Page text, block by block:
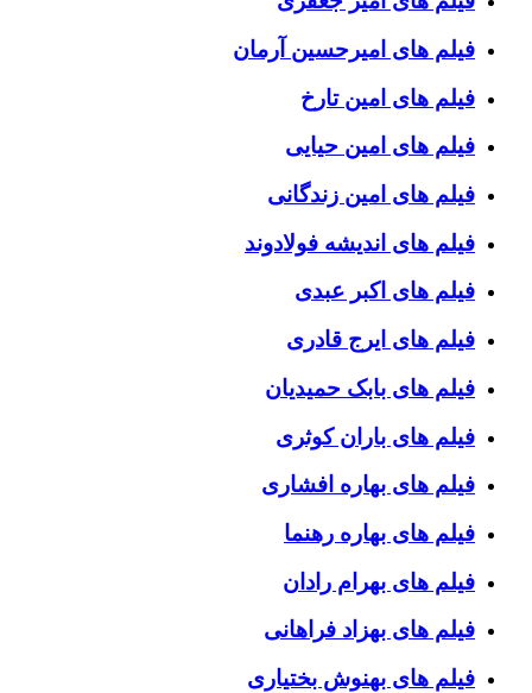
فیلم های امیرحسین آرمان
فیلم های امین تارخ
فیلم های امین حیایی
فیلم های امین زندگانی
فیلم های اندیشه فولادوند
فیلم های اکبر عبدی
فیلم های ایرج قادری
فیلم های بابک حمیدیان
فیلم های باران کوثری
فیلم های بهاره افشاری
فیلم های بهاره رهنما
فیلم های بهرام رادان
فیلم های بهزاد فراهانی
فیلم های بهنوش بختیاری